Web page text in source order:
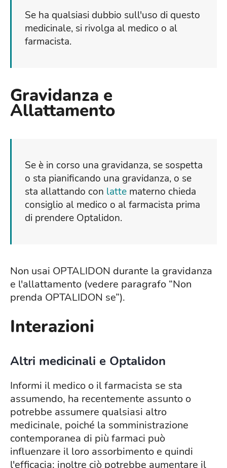
Se ha qualsiasi dubbio sull'uso di questo
medicinale, si rivolga al medico o al
farmacista.
Gravidanza e
Allattamento
Se è in corso una gravidanza, se sospetta
o sta pianificando una gravidanza, o se
sta allattando con latte materno chieda
consiglio al medico o al farmacista prima
di prendere Optalidon.
Non usai OPTALIDON durante la gravidanza
e l'allattamento (vedere paragrafo “Non
prenda OPTALIDON se”).
Interazioni
Altri medicinali e Optalidon
Informi il medico o il farmacista se sta
assumendo, ha recentemente assunto o
potrebbe assumere qualsiasi altro
medicinale, poiché la somministrazione
contemporanea di più farmaci può
influenzare il loro assorbimento e quindi
l'efficacia; inoltre ciò potrebbe aumentare il